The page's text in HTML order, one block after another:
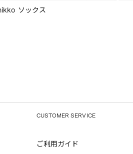
ソックス
CUSTOMER SERVICE
ご利用ガイド